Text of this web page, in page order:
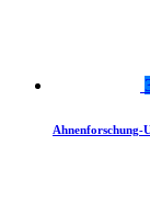
Ahnenforschung-